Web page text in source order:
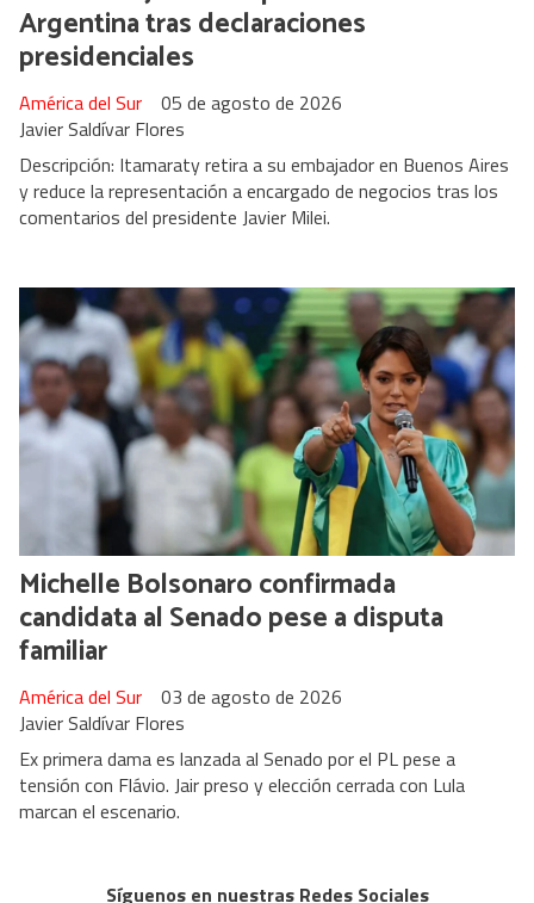
Argentina tras declaraciones
presidenciales
Javier Saldívar Flores
América del Sur 05 de agosto de 2026
Descripción: Itamaraty retira a su embajador en Buenos Aires
y reduce la representación a encargado de negocios tras los
comentarios del presidente Javier Milei.
Michelle Bolsonaro confirmada
candidata al Senado pese a disputa
familiar
Javier Saldívar Flores
América del Sur 03 de agosto de 2026
Ex primera dama es lanzada al Senado por el PL pese a
tensión con Flávio. Jair preso y elección cerrada con Lula
marcan el escenario.
Síguenos en nuestras Redes Sociales